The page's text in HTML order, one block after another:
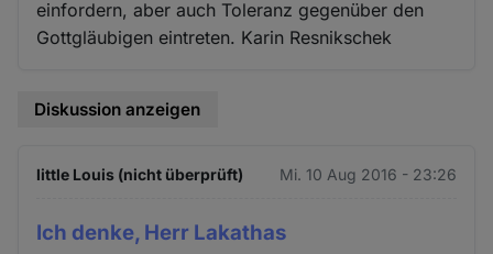
einfordern, aber auch Toleranz gegenüber den
Gottgläubigen eintreten. Karin Resnikschek
Diskussion anzeigen
little Louis (nicht überprüft) Mi. 10 Aug 2016 - 23:26
Ich denke, Herr Lakathas